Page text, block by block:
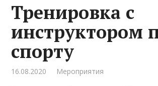
Тренировка с
инструктором
спорту
16.08.2020 Мероприятия